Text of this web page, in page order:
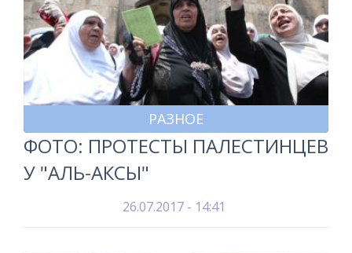
РАЗНОЕ
ФОТО: ПРОТЕСТЫ ПАЛЕСТИНЦЕВ
У "АЛЬ-АКСЫ"
26.07.2017 - 14:41